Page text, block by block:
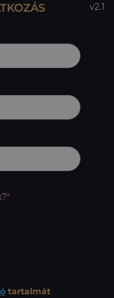
v2.1
tartalmát